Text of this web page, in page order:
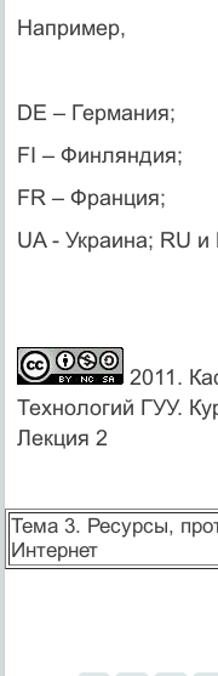
Например,
DE – Германия;
FI – Финляндия;
FR – Франция;
UA - Украина; RU
2011.
Технологий ГУУ.
Лекция 2
Тема 3. Ресурсы,
Интернет